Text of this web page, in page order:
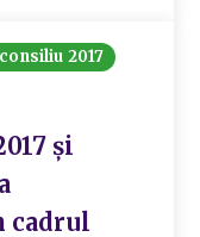
2017
și
cadrul